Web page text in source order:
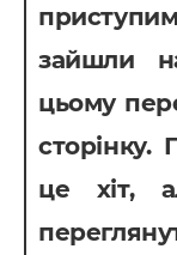
зайшли
цьому
сторінку.
це хіт,